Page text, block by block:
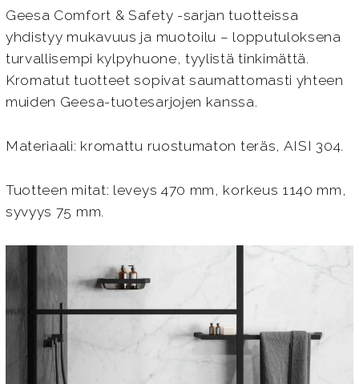
Geesa Comfort & Safety -sarjan tuotteissa
yhdistyy mukavuus ja muotoilu – lopputuloksena
turvallisempi kylpyhuone, tyylistä tinkimättä.
Kromatut tuotteet sopivat saumattomasti yhteen
muiden Geesa-tuotesarjojen kanssa.
Materiaali: kromattu ruostumaton teräs, AISI 304.
Tuotteen mitat: leveys 470 mm, korkeus 1140 mm,
syvyys 75 mm.